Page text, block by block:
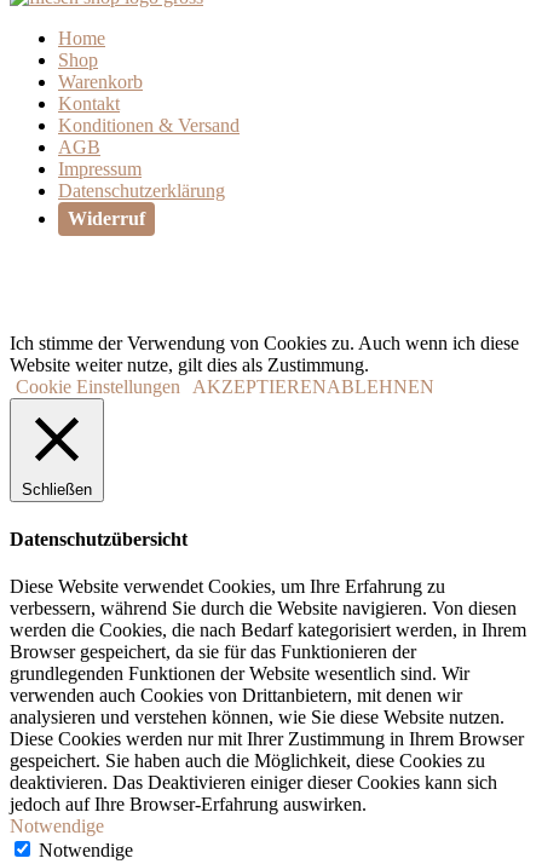
Home
Shop
Warenkorb
Kontakt
Konditionen & Versand
AGB
Impressum
Datenschutzerklärung
Widerruf
Ich stimme der Verwendung von Cookies zu. Auch wenn ich diese
Website weiter nutze, gilt dies als Zustimmung.
Cookie Einstellungen
AKZEPTIERENABLEHNEN
Schließen
Datenschutzübersicht
Diese Website verwendet Cookies, um Ihre Erfahrung zu
verbessern, während Sie durch die Website navigieren. Von diesen
werden die Cookies, die nach Bedarf kategorisiert werden, in Ihrem
Browser gespeichert, da sie für das Funktionieren der
grundlegenden Funktionen der Website wesentlich sind. Wir
verwenden auch Cookies von Drittanbietern, mit denen wir
analysieren und verstehen können, wie Sie diese Website nutzen.
Diese Cookies werden nur mit Ihrer Zustimmung in Ihrem Browser
gespeichert. Sie haben auch die Möglichkeit, diese Cookies zu
deaktivieren. Das Deaktivieren einiger dieser Cookies kann sich
jedoch auf Ihre Browser-Erfahrung auswirken.
Notwendige
Notwendige